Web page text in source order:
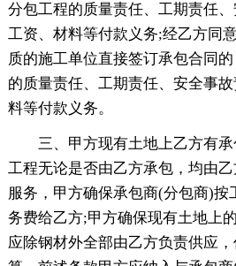
分包工程的质量责任、工期责任、
工资、材料等付款义务;经乙方同
质的施工单位直接签订承包合同
的质量责任、工期责任、安全事
料等付款义务。
三、甲方现有土地上乙方有
工程无论是否由乙方承包，均由
服务，甲方确保承包商(分包商)按
务费给乙方;甲方确保现有土地上
应除钢材外全部由乙方负责供应